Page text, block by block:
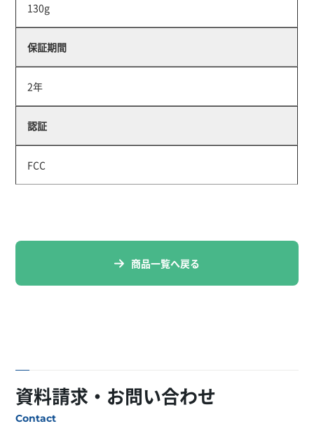
130g
保証期間
2年
認証
FCC
商品一覧へ戻る
資料請求・お問い合わせ
Contact